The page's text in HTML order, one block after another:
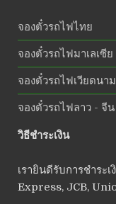
จองตั๋วรถไฟไทย
จองตั๋วรถไฟมาเลเซีย
จองตั๋วรถไฟเวียดนาม
จองตั๋วรถไฟลาว - จีน
วิธีชำระเงิน
เรายินดีรับการชำร
Express, JCB,